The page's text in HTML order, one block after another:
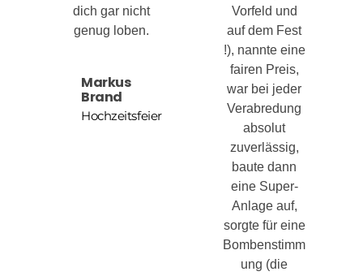
dich gar nicht
genug loben.
Markus
Brand
Hochzeitsfeier
Vorfeld und
auf dem Fest
!), nannte eine
fairen Preis,
war bei jeder
Verabredung
absolut
zuverlässig,
baute dann
eine Super-
Anlage auf,
sorgte für eine
Bombenstimm
ung (die